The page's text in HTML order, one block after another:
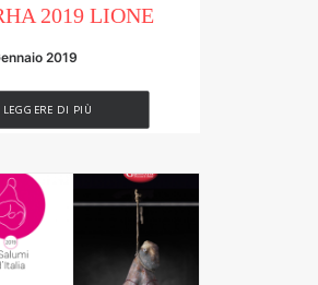
2019 LIONE
2019
LEGGERE DI PIÙ